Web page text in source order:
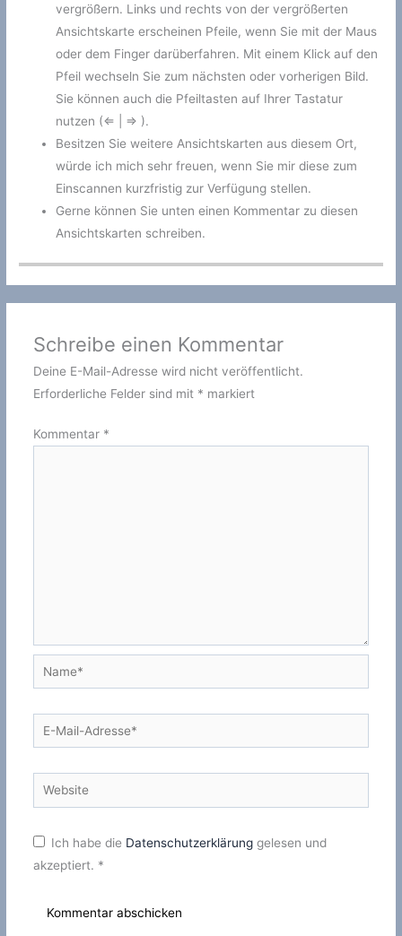
vergrößern. Links und rechts von der vergrößerten
Ansichtskarte erscheinen Pfeile, wenn Sie mit der Maus
oder dem Finger darüberfahren. Mit einem Klick auf den
Pfeil wechseln Sie zum nächsten oder vorherigen Bild.
Sie können auch die Pfeiltasten auf Ihrer Tastatur
nutzen (⇐ | ⇒ ).
Besitzen Sie weitere Ansichtskarten aus diesem Ort,
würde ich mich sehr freuen, wenn Sie mir diese zum
Einscannen kurzfristig zur Verfügung stellen.
Gerne können Sie unten einen Kommentar zu diesen
Ansichtskarten schreiben.
Schreibe einen Kommentar
Deine E-Mail-Adresse wird nicht veröffentlicht.
Erforderliche Felder sind mit * markiert
Kommentar *
Name*
E-
Mail-
Website
Ich habe die Datenschutzerklärung gelesen und
akzeptiert. *